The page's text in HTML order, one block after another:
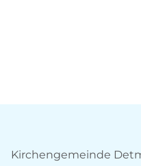
Kirchengemeinde